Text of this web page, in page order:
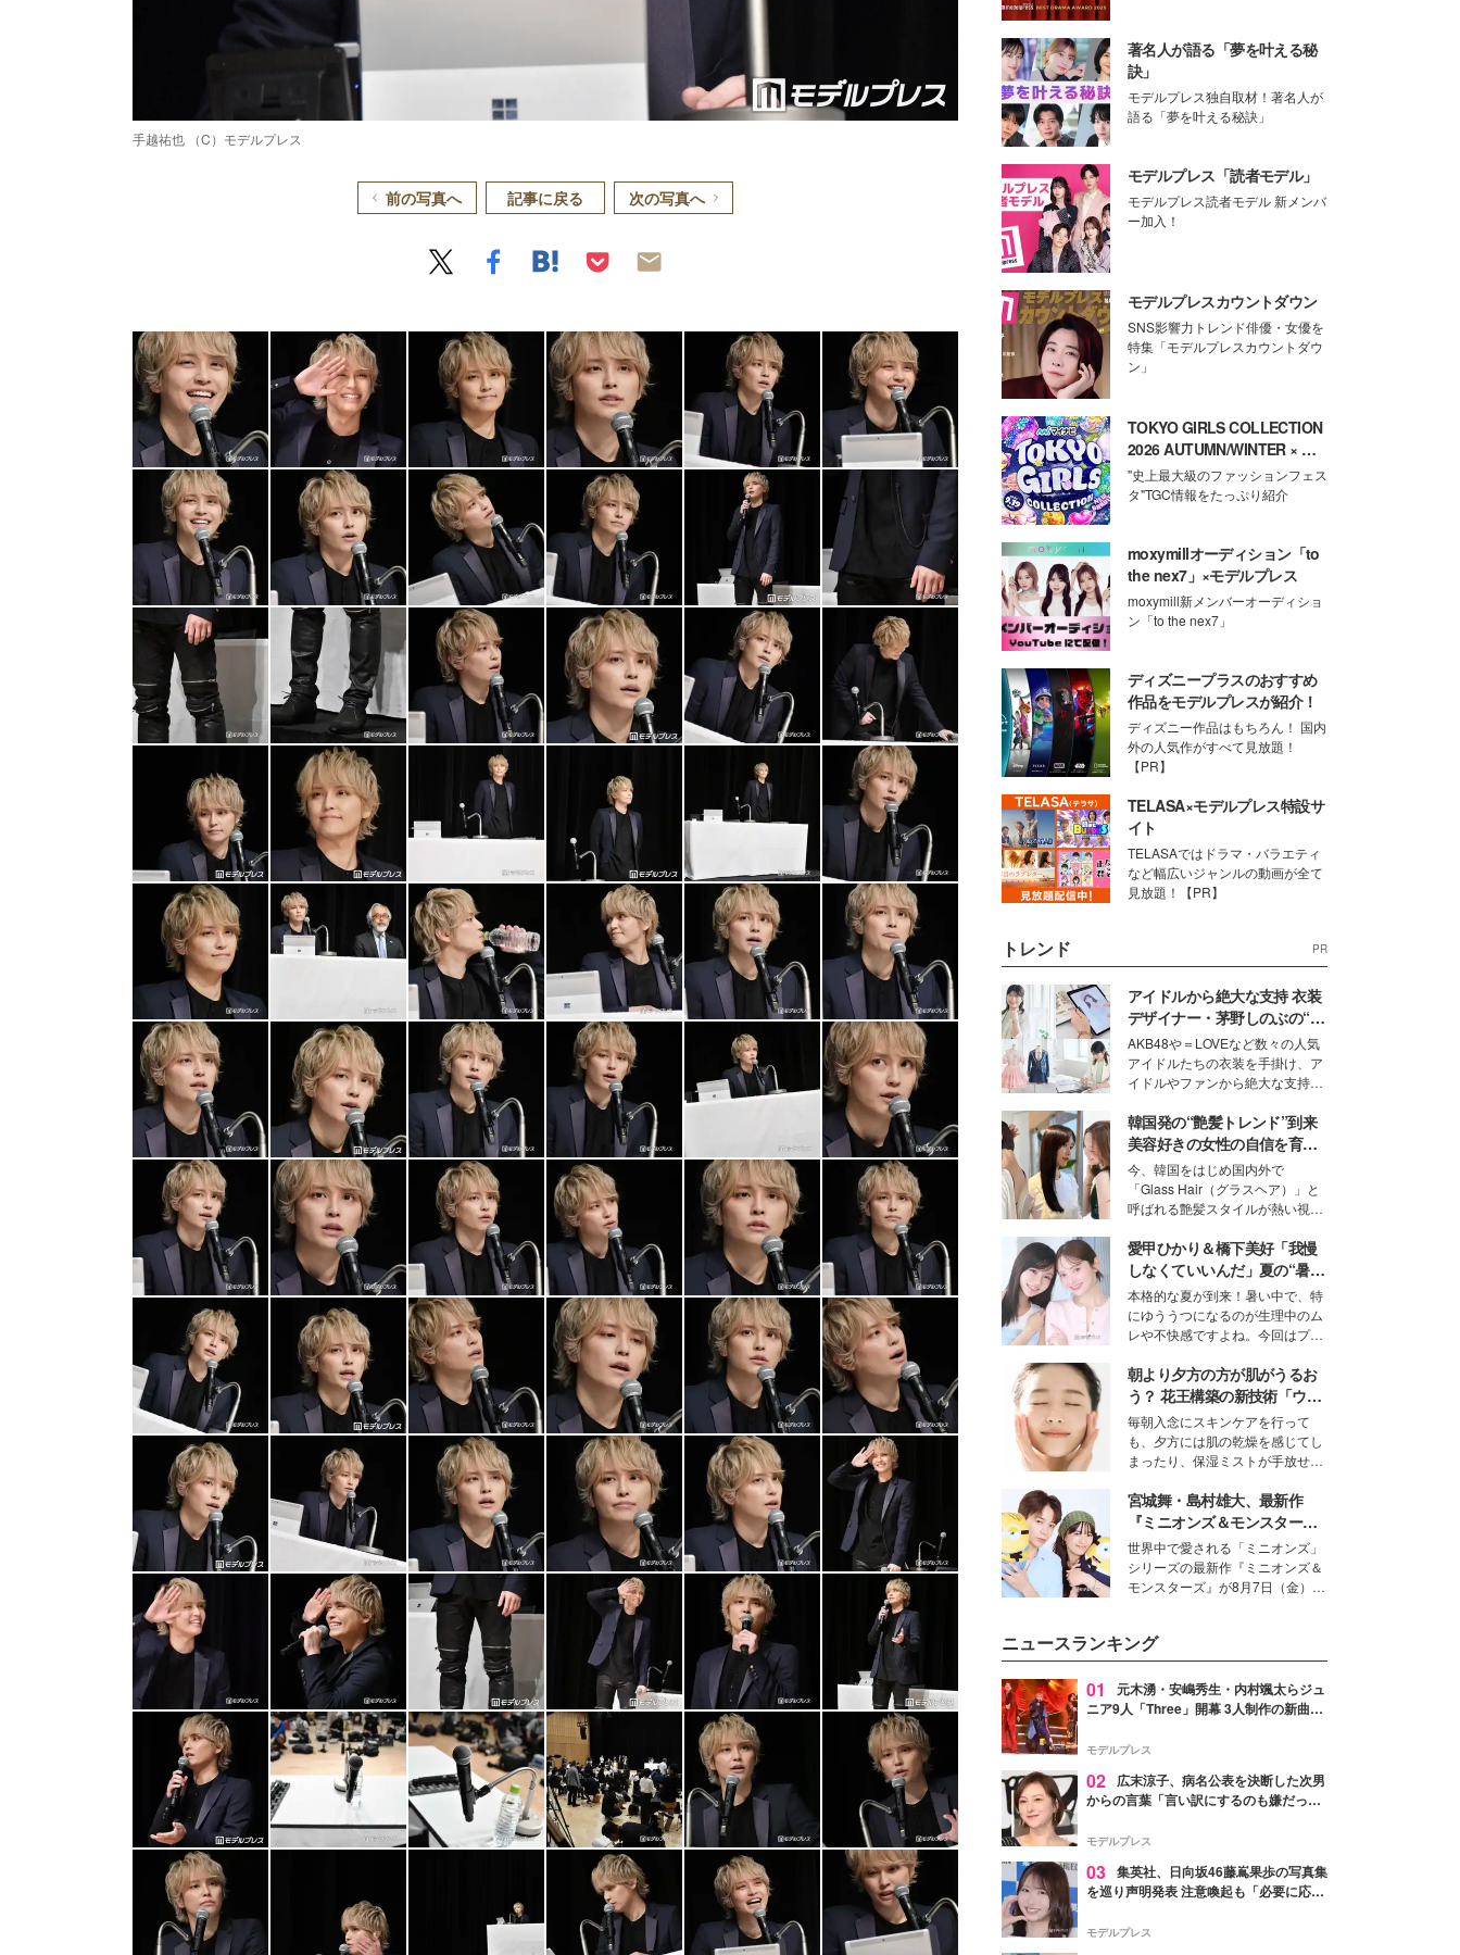
手越祐也 （C）モデルプレス
前の写真へ 記事に戻る 次の写真へ
著名人が語る「夢を叶える秘
訣」
モデルプレス独自取材！著名人が
語る「夢を叶える秘訣」
モデルプレス「読者モデル」
モデルプレス読者モデル 新メンバ
ー加入！
モデルプレスカウントダウン
SNS影響力トレンド俳優・女優を
特集「モデルプレスカウントダウ
ン」
TOKYO GIRLS COLLECTION
2026 AUTUMN/WINTER × モ
デルプレス
"史上最大級のファッションフェス
タ"TGC情報をたっぷり紹介
moxymillオーディション「to
the nex7」×モデルプレス
moxymill新メンバーオーディショ
ン「to the nex7」
ディズニープラスのおすすめ
作品をモデルプレスが紹介！
ディズニー作品はもちろん！ 国内
外の人気作がすべて見放題！
【PR】
TELASA×モデルプレス特設サ
イト
TELASAではドラマ・バラエティ
など幅広いジャンルの動画が全て
見放題！【PR】
トレンド PR
アイドルから絶大な支持 衣装
デザイナー・茅野しのぶの“可
愛い”を作る美学＜「シチズン
クロスシー」インタビュー＞
AKB48や＝LOVEなど数々の人気
アイドルたちの衣装を手掛け、ア
イドルやファンから絶大な支持を
取締役兼クリエイティブディレク
ター・茅野しのぶ。一人ひとりの
個性に寄り添い、魅力を引き出す
衣装作りは、多くの女性たちに勇
気と自信を与え続けている。
韓国発の“艶髪トレンド”到来
美容好きの女性の自信を育む
「ヘアケア事情」って？
今、韓国をはじめ国内外で
「Glass Hair（グラスヘア）」と
呼ばれる艶髪スタイルが熱い視線
ションの完成度を高めるベースと
して、“髪そのものの美しさ”に改
めて注目する人が増えている様
子。今回は、そんな憧れの艶やか
な髪を日常で叶える、美容好きの
女性たちのヘアケア事情を紹介し
ます。
愛甲ひかり＆橋下美好「我慢
しなくていいんだ」夏の“暑さ
対策”の新しい選択肢とは？
本格的な夏が到来！暑い中で、特
にゆううつになるのが生理中のム
レや不快感ですよね。今回はプラ
モデル・愛甲ひかりさんと橋下美
好さんを迎えて本音で女子会トー
ク。猛暑のお出かけを快適に過ご
すヒントや、2人が感動した夏の
生理の新常識にも迫りました。
朝より夕方の方が肌がうるお
う？ 花王構築の新技術「ウォ
ーターキャプチャリングスキ
ン（捕水肌）」がスキンケア
の常識を変える予感
毎朝入念にスキンケアを行って
も、夕方には肌の乾燥を感じてし
まったり、保湿ミストが手放せな
な美容の常識を大きく変える可能
性を秘めた、革新的な「Water
Capturing Skin（ウォーターキャ
プチャリングスキン：捕水肌）」
技術を、花王が構築した。
宮城舞・島村雄大、最新作
『ミニオンズ＆モンスター
ズ』の魅力熱弁 ハチャメチャ
だけじゃない“友情と絆”に感
動
世界中で愛される「ミニオンズ」
シリーズの最新作『ミニオンズ＆
モンスターズ』が8月7日（金）に
デルの宮城舞と島村雄大の特別対
談をお届け！それぞれの視点か
ら、今作ならではの魅力や予想外
の感動をもたらす奥深いストーリ
た。
ニュースランキング
01
元木湧・安嶋秀生・内村颯太らジュ
ニア9人「Three」開幕 3人制作の新曲＆
進んで夢を掴みたい」【ゲネプロレポ】
モデルプレス
02
広末涼子、病名公表を決断した次男
からの言葉「言い訳にするのも嫌だっ
モデルプレス
03 集英社、日向坂46藤嶌果歩の写真集
を巡り声明発表 注意喚起も「必要に応じ
モデルプレス